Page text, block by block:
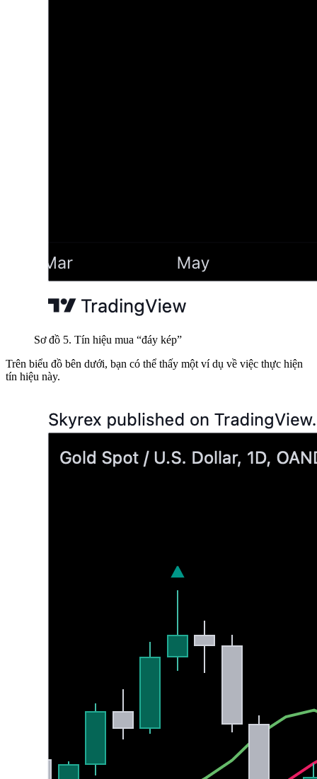
Sơ đồ 5. Tín hiệu mua “đáy kép”
Trên biểu đồ bên dưới, bạn có thể thấy một ví dụ về việc thực hiện
tín hiệu này.